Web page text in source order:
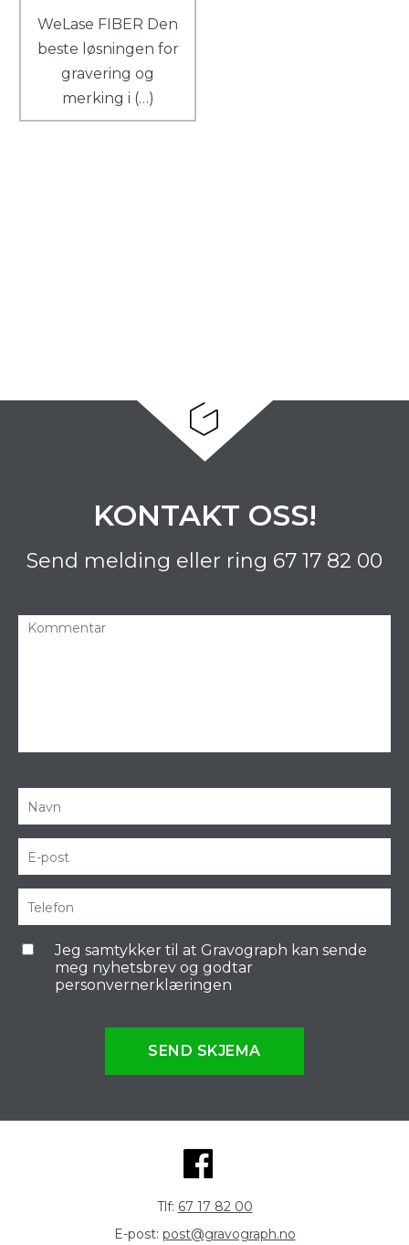
WeLase FIBER Den
beste løsningen for
gravering og
merking i (…)
KONTAKT OSS!
Send melding eller ring 67 17 82 00
Jeg samtykker til at Gravograph kan sende
meg nyhetsbrev og godtar
personvernerklæringen
SEND SKJEMA
Tlf: 67 17 82 00
E-post: post@gravograph.no